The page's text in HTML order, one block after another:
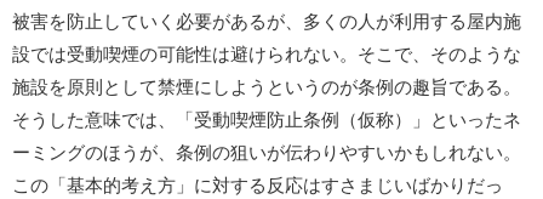
被害を防止していく必要があるが、多くの人が利用する屋内施
設では受動喫煙の可能性は避けられない。そこで、そのような
施設を原則として禁煙にしようというのが条例の趣旨である。
そうした意味では、「受動喫煙防止条例（仮称）」といったネ
ーミングのほうが、条例の狙いが伝わりやすいかもしれない。
この「基本的考え方」に対する反応はすさまじいばかりだっ